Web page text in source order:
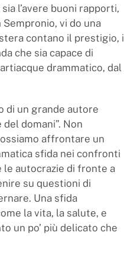
l’avere buoni rapporti,
vi do una
contano il prestigio, i
che sia capace di
drammatico, dal
di un grande autore
domani”. Non
affrontare un
sfida nei confronti
le autocrazie di fronte a
su questioni di
Una sfida
la vita, la salute, e
un po’ più delicato che